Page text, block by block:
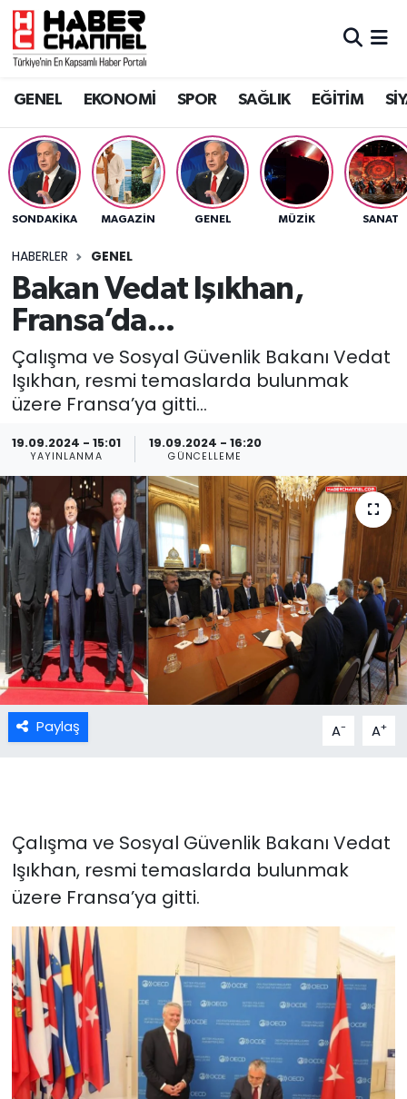
GENEL EKONOMİ SPOR SAĞLIK EĞİTİM
SONDAKIKA MAGAZİN GENEL MÜZİK SANAT
HABERLER GENEL
Bakan Vedat Işıkhan,
Fransa’da...
Çalışma ve Sosyal Güvenlik Bakanı Vedat
Işıkhan, resmi temaslarda bulunmak
üzere Fransa’ya gitti...
19.09.2024 - 15:01
YAYINLANMA
19.09.2024 - 16:20
GÜNCELLEME
Paylaş A- A+
Çalışma ve Sosyal Güvenlik Bakanı Vedat
Işıkhan, resmi temaslarda bulunmak
üzere Fransa’ya gitti.
GENEL
SPOR
SAĞLIK
EĞİTİM
SİYASET
MAGAZİN
Nöbetçi Eczaneler
Trafik Durumu
Süper Lig Puan Durumu ve Fikstür
Tüm Manşetler
Son Dakika Haberleri
Haber Arşivi